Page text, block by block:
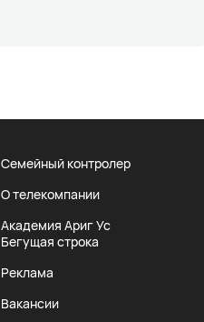
Семейный контролер
О телекомпании
Академия Ариг Ус
Бегущая строка
Реклама
Вакансии